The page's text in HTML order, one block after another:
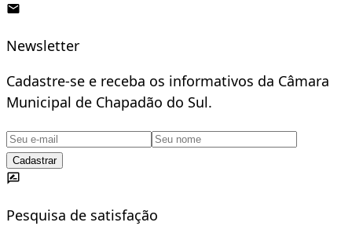
Newsletter
Cadastre-se e receba os informativos da Câmara
Municipal de Chapadão do Sul.
Cadastrar
Pesquisa de satisfação